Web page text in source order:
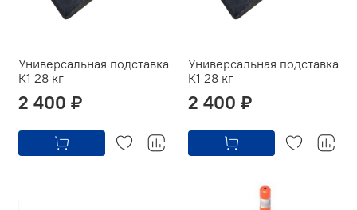
Универсальная подставка
К1 28 кг
2 400 ₽
Универсальная подставка
К1 28 кг
2 400 ₽